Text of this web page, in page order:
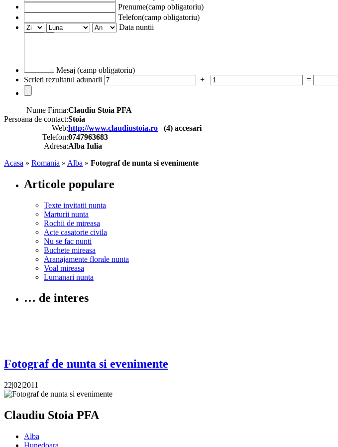
Prenume(camp obligatoriu)
Telefon(camp obligatoriu)
Data nuntii
Mesaj (camp obligatoriu)
Scrieti rezultatul adunarii
+ =
Nume Firma:Claudiu Stoia PFA
Persoana de contact:Stoia
Web:http://www.claudiustoia.ro (4) accesari
Telefon:0747963683
Adresa:Alba Iulia
Acasa » Romania » Alba » Fotograf de nunta si evenimente
Articole populare
Texte invitatii nunta
Marturii nunta
Rochii de mireasa
Acte casatorie civila
Nu se fac nunti
Buchete mireasa
Aranajamente florale nunta
Voal mireasa
Lumanari nunta
… de interes
Fotograf de nunta si evenimente
22|02|2011
Claudiu Stoia PFA
Alba
Hunedoara